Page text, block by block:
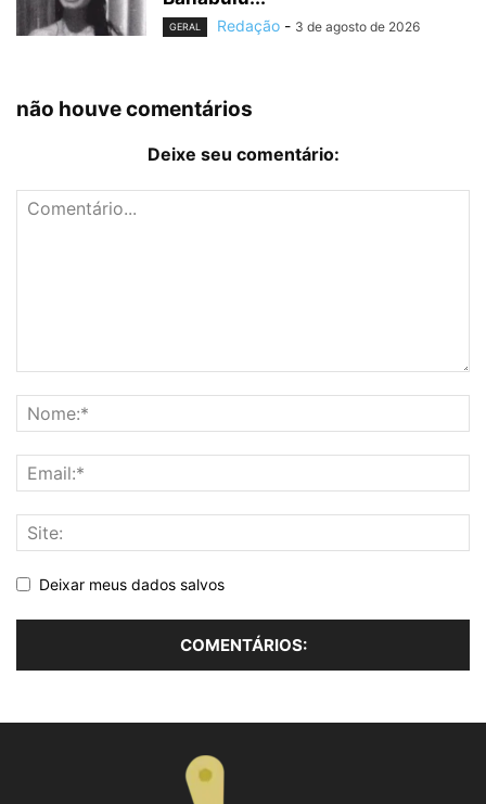
GERAL Redação - 3 de agosto de 2026
não houve comentários
Deixe seu comentário:
Deixar meus dados salvos